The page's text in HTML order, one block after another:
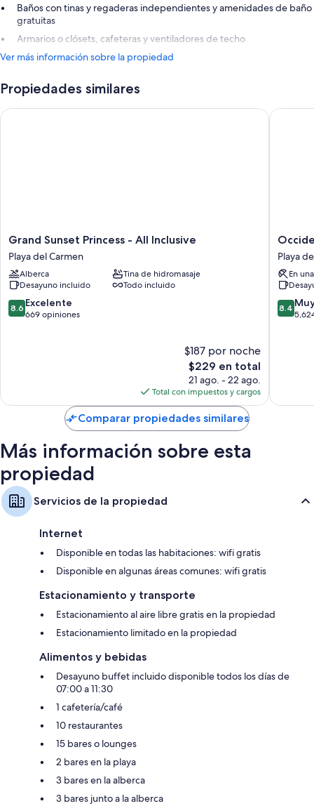
Baños con tinas y regaderas independientes y amenidades de baño
gratuitas
Armarios o clósets, cafeteras y ventiladores de techo
Ver más información sobre la propiedad
Propiedades similares
Grand
Sunset
Princess
-
All
Inclusive
Playa
Grand Sunset Princess - All Inclusive
Playa del Carmen
Alberca
Tina de hidromasaje
Desayuno incluido
Todo incluido
8.6
de
8.6 Excelente
669 opiniones
$187 por noche
El
precio
actual
es
de
$229
$229 en total
21 ago. - 22 ago.
Total con impuestos y cargos
Grand Sunset Princess - All Inclusive
at
Xcaret
-
All
Inclusive
Playa
En
8.4
de
8.4
Comparar propiedades similares
Más información sobre esta
propiedad
Servicios de la propiedad
Internet
Disponible en todas las habitaciones: wifi gratis
Disponible en algunas áreas comunes: wifi gratis
Estacionamiento y transporte
Estacionamiento al aire libre gratis en la propiedad
Estacionamiento limitado en la propiedad
Alimentos y bebidas
Desayuno buffet incluido disponible todos los días de
07:00 a 11:30
1 cafetería/café
10 restaurantes
15 bares o lounges
2 bares en la playa
3 bares en la alberca
3 bares junto a la alberca